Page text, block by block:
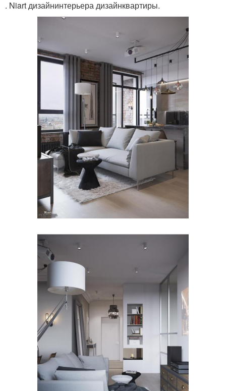
. Niart дизайнинтерьера дизайнквартиры.